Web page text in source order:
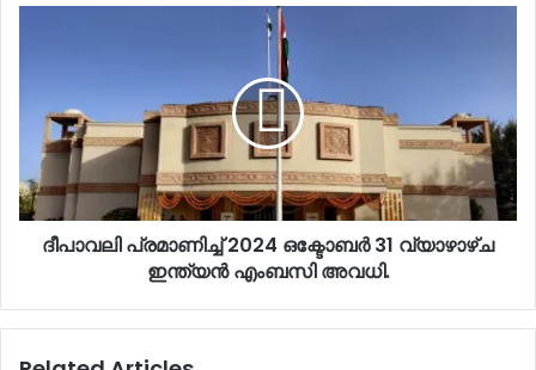
ദീപാവലി പ്രമാണിച്ച് 2024 ഒക്ടോബർ 31 വ്യാഴാഴ്ച
ഇന്ത്യൻ എംബസി അവധി.